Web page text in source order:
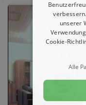
unserer
Cookie-
Alle